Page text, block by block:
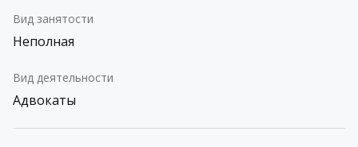
Вид занятости
Неполная
Вид деятельности
Адвокаты